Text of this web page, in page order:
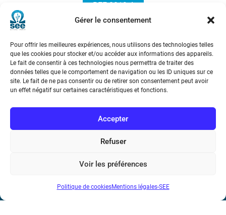
Gérer le consentement
Pour offrir les meilleures expériences, nous utilisons des technologies telles
que les cookies pour stocker et/ou accéder aux informations des appareils.
Le fait de consentir à ces technologies nous permettra de traiter des
données telles que le comportement de navigation ou les ID uniques sur ce
site. Le fait de ne pas consentir ou de retirer son consentement peut avoir
un effet négatif sur certaines caractéristiques et fonctions.
Accepter
Refuser
Voir les préférences
Politique de cookiesMentions légales-SEE
REE 2019-4
Société de l’Electricité, de l’Electronique et des Technologies
de l’Information et de la Communication
17 rue de l’Amiral Hamelin75116 Paris